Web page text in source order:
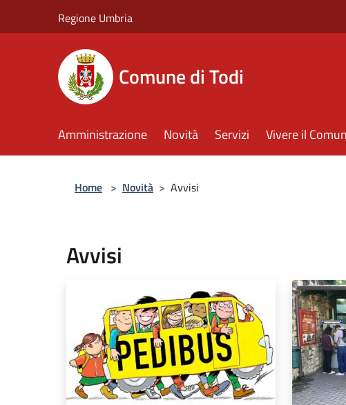
Regione Umbria
Comune di Todi
Amministrazione Novità Servizi Vivere il
Home > Novità > Avvisi
Avvisi